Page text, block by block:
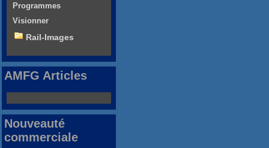
Programmes
Visionner
Rail-Images
AMFG Articles
Nouveauté
commerciale